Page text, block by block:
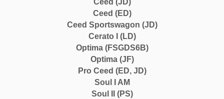
Ceed (JD)
Ceed (ED)
Ceed Sportswagon (JD)
Cerato I (LD)
Optima (FSGDS6B)
Optima (JF)
Pro Ceed (ED, JD)
Soul I AM
Soul II (PS)